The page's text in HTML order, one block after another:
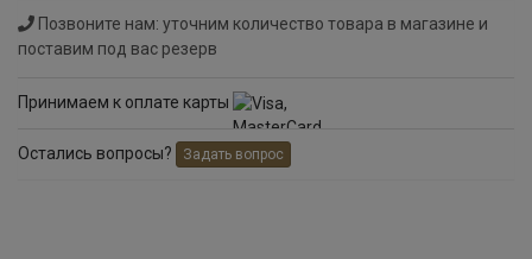
Позвоните нам: уточним количество товара в магазине и
поставим под вас резерв
Принимаем к оплате карты
Остались вопросы? Задать вопрос